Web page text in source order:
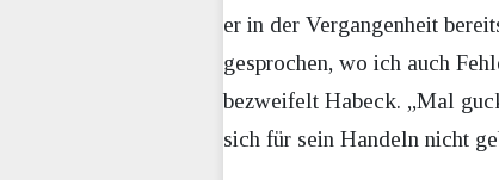
er in der Vergangenheit
gesprochen, wo ich auch
bezweifelt Habeck. „Mal
sich für sein Handeln nicht